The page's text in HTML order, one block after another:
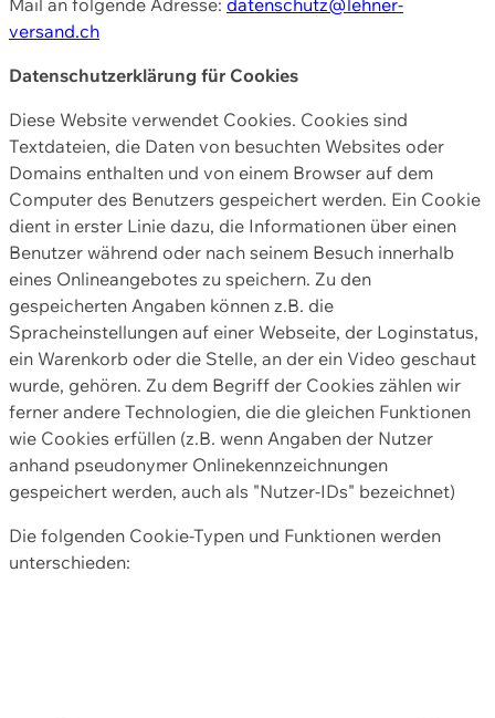
versand.ch
Datenschutzerklärung für Cookies
Diese Website verwendet Cookies. Cookies sind
Textdateien, die Daten von besuchten Websites oder
Domains enthalten und von einem Browser auf dem
Computer des Benutzers gespeichert werden. Ein Cookie
dient in erster Linie dazu, die Informationen über einen
Benutzer während oder nach seinem Besuch innerhalb
eines Onlineangebotes zu speichern. Zu den
gespeicherten Angaben können z.B. die
Spracheinstellungen auf einer Webseite, der Loginstatus,
ein Warenkorb oder die Stelle, an der ein Video geschaut
wurde, gehören. Zu dem Begriff der Cookies zählen wir
ferner andere Technologien, die die gleichen Funktionen
wie Cookies erfüllen (z.B. wenn Angaben der Nutzer
anhand pseudonymer Onlinekennzeichnungen
gespeichert werden, auch als "Nutzer-IDs" bezeichnet)
Die folgenden Cookie-Typen und Funktionen werden
unterschieden: